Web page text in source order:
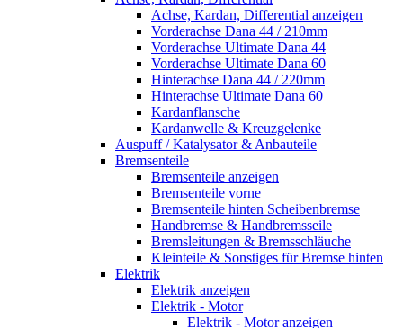
Achse, Kardan, Differential anzeigen
Vorderachse Dana 44 / 210mm
Vorderachse Ultimate Dana 44
Vorderachse Ultimate Dana 60
Hinterachse Dana 44 / 220mm
Hinterachse Ultimate Dana 60
Kardanflansche
Kardanwelle & Kreuzgelenke
Auspuff / Katalysator & Anbauteile
Bremsenteile
Bremsenteile anzeigen
Bremsenteile vorne
Bremsenteile hinten Scheibenbremse
Handbremse & Handbremsseile
Bremsleitungen & Bremsschläuche
Kleinteile & Sonstiges für Bremse hinten
Elektrik
Elektrik anzeigen
Elektrik - Motor
Elektrik - Motor anzeigen